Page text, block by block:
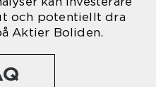
och potentiellt dra
Aktier Boliden.